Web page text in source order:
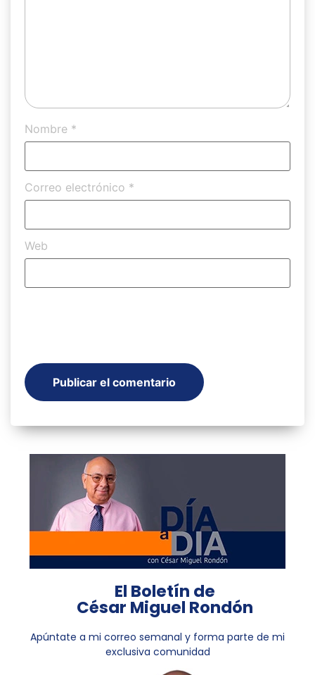
Nombre *
Correo electrónico *
Web
El Boletín de
César Miguel Rondón
Apúntate a mi correo semanal y forma parte de mi
exclusiva comunidad